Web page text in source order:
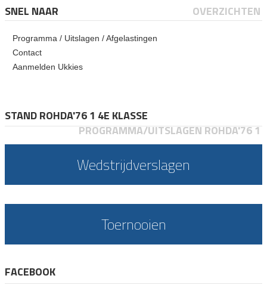
SNEL NAAR OVERZICHTEN
Programma / Uitslagen / Afgelastingen
Contact
Aanmelden Ukkies
STAND ROHDA'76 1 4E KLASSE
PROGRAMMA/UITSLAGEN ROHDA'76 1
Wedstrijdverslagen
Toernooien
FACEBOOK